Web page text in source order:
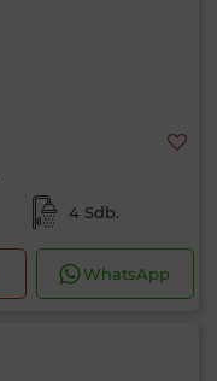
4 Sdb.
WhatsApp